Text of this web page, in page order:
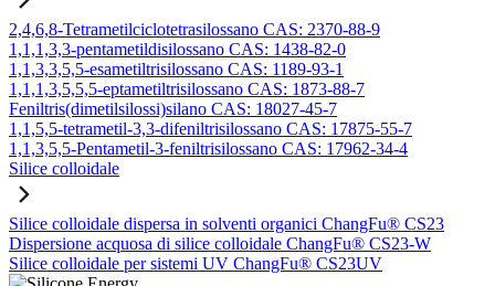
2,4,6,8-Tetrametilciclotetrasilossano CAS: 2370-88-9
1,1,1,3,3-pentametildisilossano CAS: 1438-82-0
1,1,3,3,5,5-esametiltrisilossano CAS: 1189-93-1
1,1,1,3,5,5,5-eptametiltrisilossano CAS: 1873-88-7
Feniltris(dimetilsilossi)silano CAS: 18027-45-7
1,1,5,5-tetrametil-3,3-difeniltrisilossano CAS: 17875-55-7
1,1,3,5,5-Pentametil-3-feniltrisilossano CAS: 17962-34-4
Silice colloidale
Silice colloidale dispersa in solventi organici ChangFu® CS23
Dispersione acquosa di silice colloidale ChangFu® CS23-W
Silice colloidale per sistemi UV ChangFu® CS23UV